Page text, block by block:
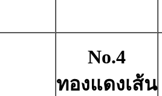
No.4
ทองแดงเส้น